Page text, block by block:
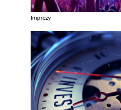
Imprezy